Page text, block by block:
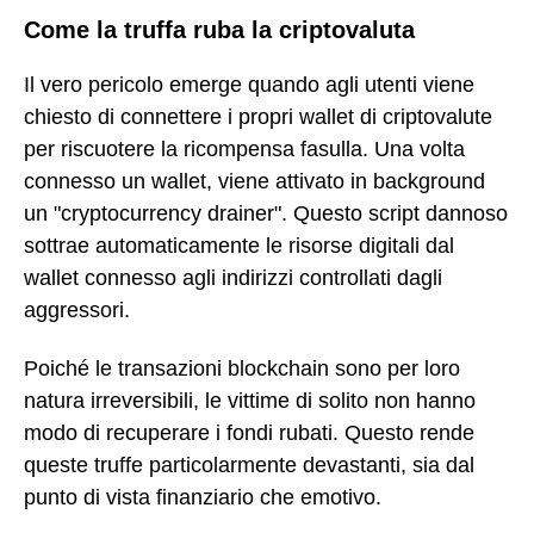
Come la truffa ruba la criptovaluta
Il vero pericolo emerge quando agli utenti viene
chiesto di connettere i propri wallet di criptovalute
per riscuotere la ricompensa fasulla. Una volta
connesso un wallet, viene attivato in background
un "cryptocurrency drainer". Questo script dannoso
sottrae automaticamente le risorse digitali dal
wallet connesso agli indirizzi controllati dagli
aggressori.
Poiché le transazioni blockchain sono per loro
natura irreversibili, le vittime di solito non hanno
modo di recuperare i fondi rubati. Questo rende
queste truffe particolarmente devastanti, sia dal
punto di vista finanziario che emotivo.